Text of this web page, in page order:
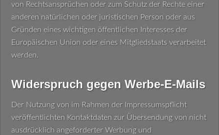
von Rechtsansprüchen oder zum Schutz der Rechte einer
anderen natürlichen oder juristischen Person oder aus
Gründen eines wichtigen öffentlichen Interesses der
Europäischen Union oder eines Mitgliedstaats verarbeitet
werden.
Widerspruch gegen Werbe-E-Mails
Der Nutzung von im Rahmen der Impressumspflicht
veröffentlichten Kontaktdaten zur Übersendung von nicht
ausdrücklich angeforderter Werbung und